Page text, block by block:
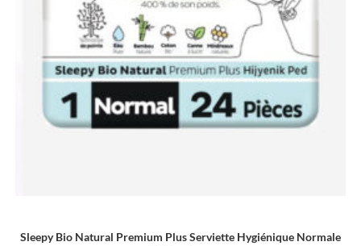
Sleepy Bio Natural Premium Plus Serviette Hygiénique Normale